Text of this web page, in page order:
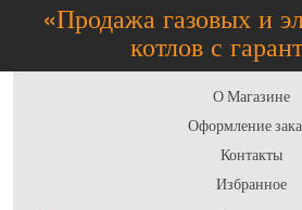
«Продажа газовых и
котлов с
О Магазине
Оформление
Контакты
Избранное